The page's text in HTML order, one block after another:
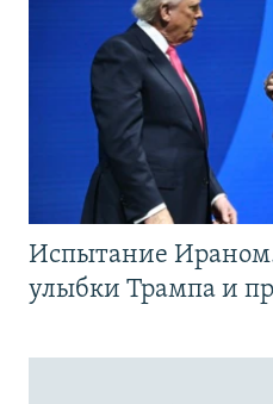
Испытание
улыбки Трампа и